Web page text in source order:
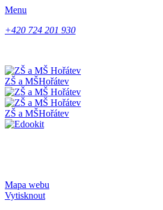
Menu
+420 724 201 930
ZŠ a MŠHořátev
ZŠ a MŠHořátev
Mapa webu
Vytisknout